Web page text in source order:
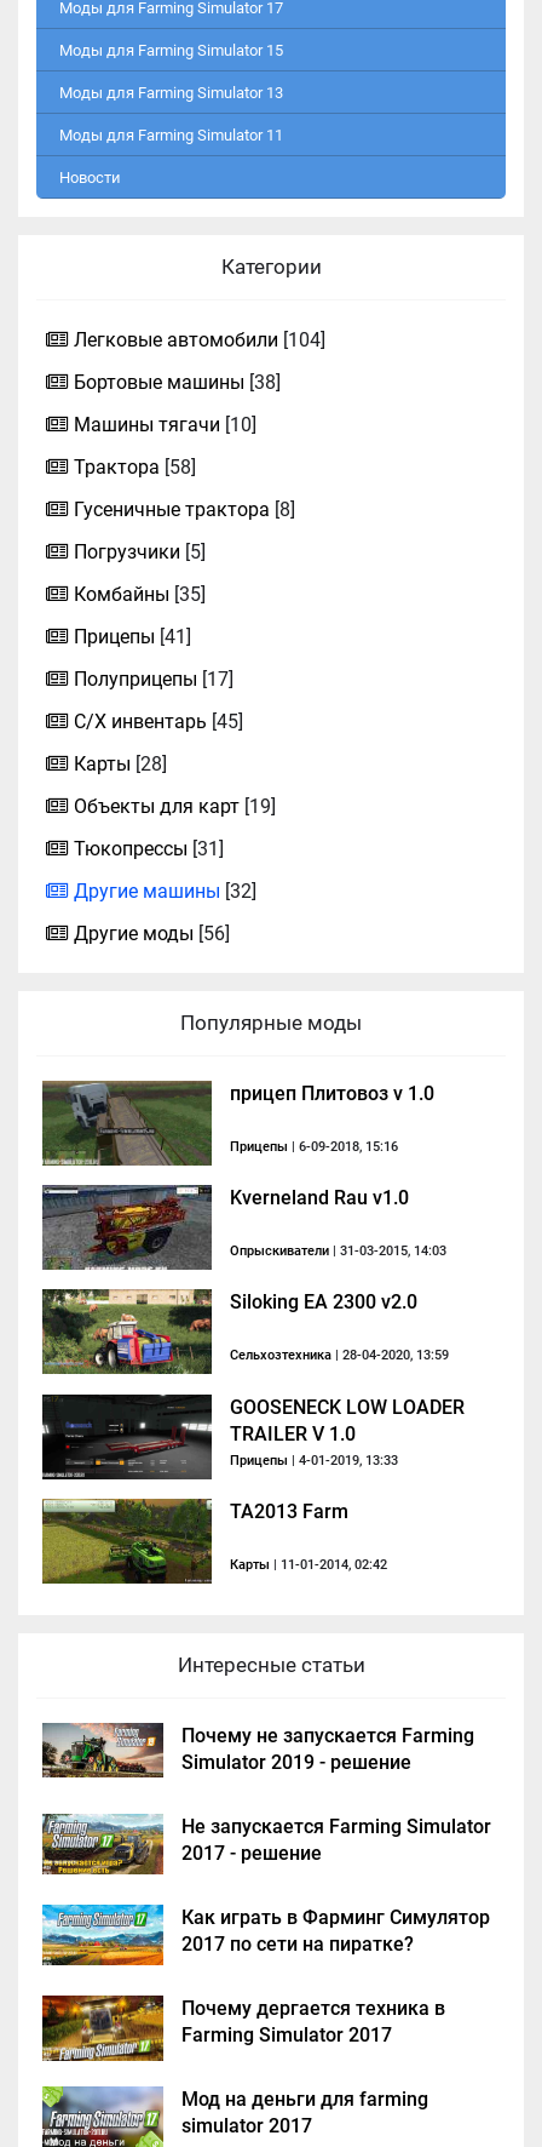
Моды для Farming Simulator 17
Моды для Farming Simulator 15
Моды для Farming Simulator 13
Моды для Farming Simulator 11
Новости
Категории
Легковые автомобили [104]
Бортовые машины [38]
Машины тягачи [10]
Трактора [58]
Гусеничные трактора [8]
Погрузчики [5]
Комбайны [35]
Прицепы [41]
Полуприцепы [17]
С/Х инвентарь [45]
Карты [28]
Объекты для карт [19]
Тюкопрессы [31]
Другие машины [32]
Другие моды [56]
Популярные моды
прицеп Плитовоз v 1.0
Прицепы | 6-09-2018, 15:16
Kverneland Rau v1.0
Опрыскиватели | 31-03-2015, 14:03
Siloking EA 2300 v2.0
Сельхозтехника | 28-04-2020, 13:59
GOOSENECK LOW LOADER
TRAILER V 1.0
Прицепы | 4-01-2019, 13:33
TA2013 Farm
Карты | 11-01-2014, 02:42
Интересные статьи
Почему не запускается Farming
Simulator 2019 - решение
Не запускается Farming Simulator
2017 - решение
Как играть в Фарминг Симулятор
2017 по сети на пиратке?
Почему дергается техника в
Farming Simulator 2017
Мод на деньги для farming
simulator 2017